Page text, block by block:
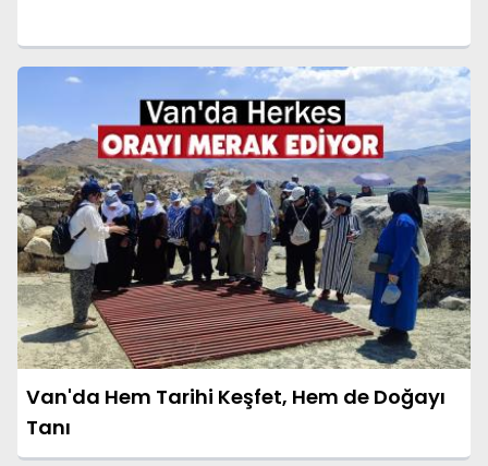
Van'da Hem Tarihi Keşfet, Hem de Doğayı
Tanı